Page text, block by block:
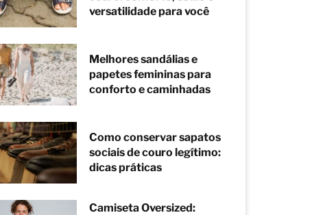
versatilidade para você
Melhores sandálias e
papetes femininas para
conforto e caminhadas
Como conservar sapatos
sociais de couro legítimo:
dicas práticas
Camiseta Oversized: